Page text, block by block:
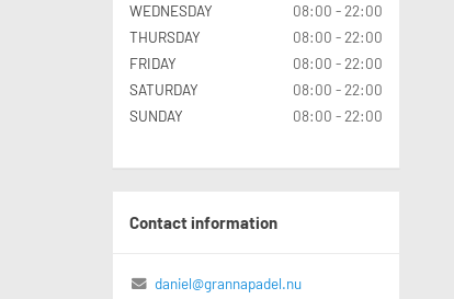
WEDNESDAY
08:00 - 22:00
THURSDAY
08:00 - 22:00
FRIDAY
08:00 - 22:00
SATURDAY
08:00 - 22:00
SUNDAY
08:00 - 22:00
Contact information
daniel@grannapadel.nu